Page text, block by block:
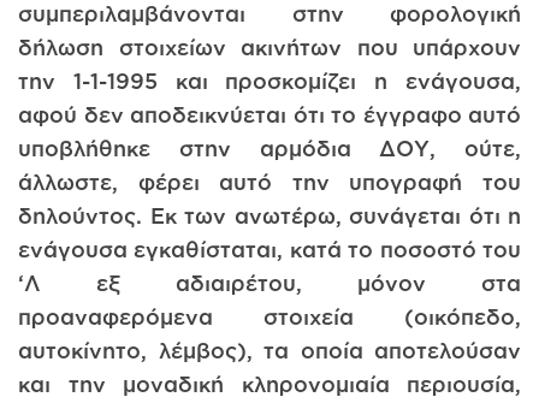
συμπεριλαμβάνονται στην φορολογική
δήλωση στοιχείων ακινήτων που υπάρχουν
την 1-1-1995 και προσκομίζει η ενάγουσα,
αφού δεν αποδεικνύεται ότι το έγγραφο αυτό
υποβλήθηκε στην αρμόδια ΔΟΥ, ούτε,
άλλωστε, φέρει αυτό την υπογραφή του
δηλούντος. Εκ των ανωτέρω, συνάγεται ότι η
ενάγουσα εγκαθίσταται, κατά το ποσοστό του
‘Λ εξ αδιαιρέτου, μόνον στα
προαναφερόμενα στοιχεία (οικόπεδο,
αυτοκίνητο, λέμβος), τα οποία αποτελούσαν
και την μοναδική κληρονομιαία περιουσία,